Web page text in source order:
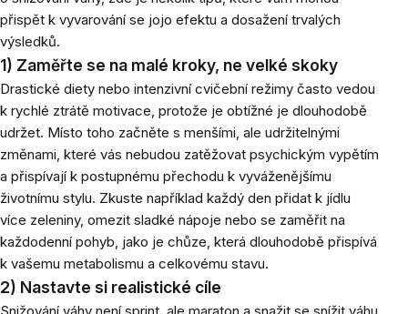
přispět k vyvarování se jojo efektu a dosažení trvalých
výsledků.
1) Zaměřte se na malé kroky, ne velké skoky
Drastické diety nebo intenzivní cvičební režimy často vedou
k rychlé ztrátě motivace, protože je obtížné je dlouhodobě
udržet. Místo toho začněte s menšími, ale udržitelnými
změnami, které vás nebudou zatěžovat psychickým vypětím
a přispívají k postupnému přechodu k vyváženějšímu
životnímu stylu. Zkuste například každý den přidat k jídlu
více zeleniny, omezit sladké nápoje nebo se zaměřit na
každodenní pohyb, jako je chůze, která dlouhodobě přispívá
k vašemu metabolismu a celkovému stavu.
2) Nastavte si realistické cíle